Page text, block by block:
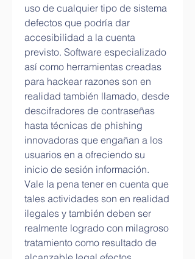
uso de cualquier tipo de sistema
defectos que podría dar
accesibilidad a la cuenta
previsto. Software especializado
así como herramientas creadas
para hackear razones son en
realidad también llamado, desde
descifradores de contraseñas
hasta técnicas de phishing
innovadoras que engañan a los
usuarios en a ofreciendo su
inicio de sesión información.
Vale la pena tener en cuenta que
tales actividades son en realidad
ilegales y también deben ser
realmente logrado con milagroso
tratamiento como resultado de